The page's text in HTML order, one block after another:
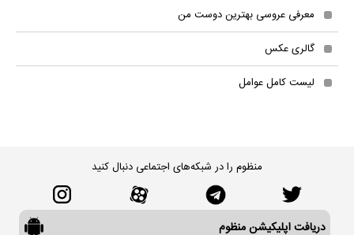
معرفی عروسی بهترین دوست من
گالری عکس
لیست کامل عوامل
منظوم را در شبکه‌های اجتماعی دنبال کنید
دریافت اپلیکیشن منظوم